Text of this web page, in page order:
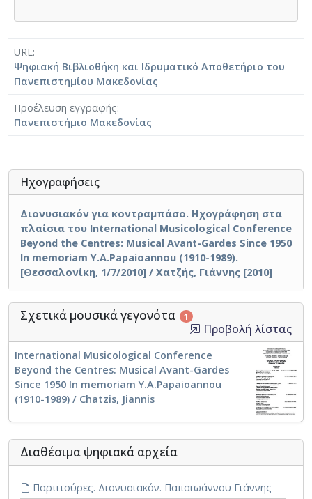
URL
Ψηφιακή Βιβλιοθήκη και Ιδρυματικό Αποθετήριο του
Πανεπιστημίου Μακεδονίας
Προέλευση εγγραφής
Πανεπιστήμιο Μακεδονίας
Ηχογραφήσεις
Διονυσιακόν για κοντραμπάσο. Ηχογράφηση στα
πλαίσια του International Musicological Conference
Beyond the Centres: Musical Avant-Gardes Since 1950
In memoriam Y.A.Papaioannou (1910-1989).
[Θεσσαλονίκη, 1/7/2010] / Χατζής, Γιάννης [2010]
Σχετικά μουσικά γεγονότα 1
Προβολή λίστας
International Musicological Conference
Beyond the Centres: Musical Avant-Gardes
Since 1950 In memoriam Y.A.Papaioannou
(1910-1989) / Chatzis, Jiannis
Διαθέσιμα ψηφιακά αρχεία
Παρτιτούρες. Διονυσιακόν. Παπαιωάννου Γιάννης